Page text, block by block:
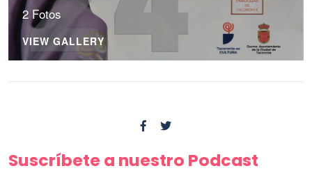
2 Fotos
VIEW GALLERY
Suscríbete a nuestro Podcast